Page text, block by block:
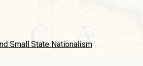
Small State Nationalism